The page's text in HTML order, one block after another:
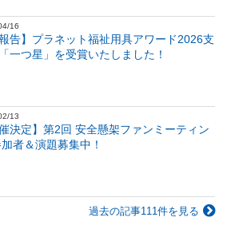
16
報告】プラネット福祉用具アワード2026支
一つ星」を受賞いたしました！
13
催決定】第2回 安全懸架ファンミーティン
者＆演題募集中！
過去の記事111件を見る